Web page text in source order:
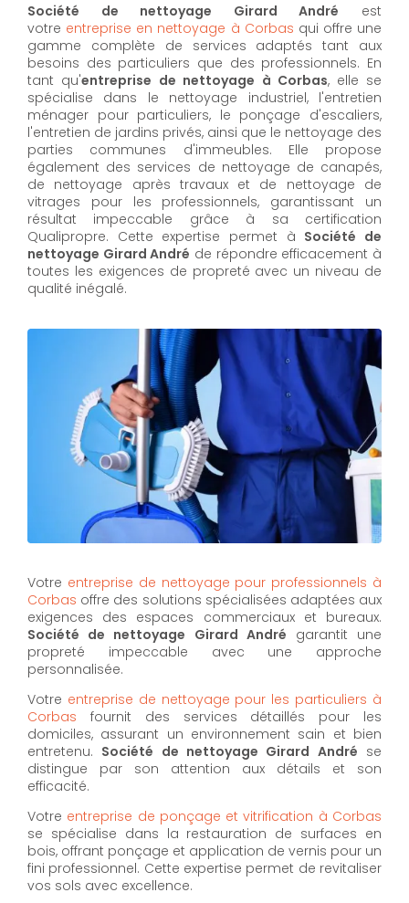
Société de nettoyage Girard André est
votre entreprise en nettoyage à Corbas qui offre une
gamme complète de services adaptés tant aux
besoins des particuliers que des professionnels. En
tant qu'entreprise de nettoyage à Corbas, elle se
spécialise dans le nettoyage industriel, l'entretien
ménager pour particuliers, le ponçage d'escaliers,
l'entretien de jardins privés, ainsi que le nettoyage des
parties communes d'immeubles. Elle propose
également des services de nettoyage de canapés,
de nettoyage après travaux et de nettoyage de
vitrages pour les professionnels, garantissant un
résultat impeccable grâce à sa certification
Qualipropre. Cette expertise permet à Société de
nettoyage Girard André de répondre efficacement à
toutes les exigences de propreté avec un niveau de
qualité inégalé.
Votre entreprise de nettoyage pour professionnels à
Corbas offre des solutions spécialisées adaptées aux
exigences des espaces commerciaux et bureaux.
Société de nettoyage Girard André garantit une
propreté impeccable avec une approche
personnalisée.
Votre entreprise de nettoyage pour les particuliers à
Corbas fournit des services détaillés pour les
domiciles, assurant un environnement sain et bien
entretenu. Société de nettoyage Girard André se
distingue par son attention aux détails et son
efficacité.
Votre entreprise de ponçage et vitrification à Corbas
se spécialise dans la restauration de surfaces en
bois, offrant ponçage et application de vernis pour un
fini professionnel. Cette expertise permet de revitaliser
vos sols avec excellence.